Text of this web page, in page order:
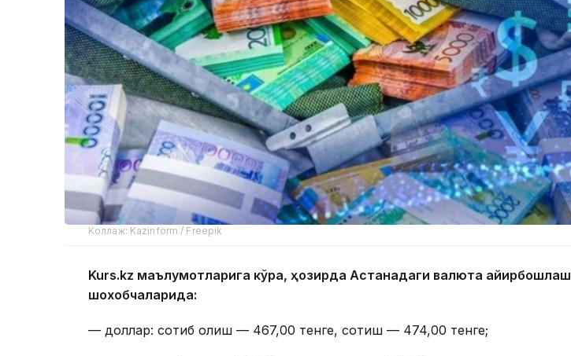
Коллаж: Kazinform / Freepik
Kurs.kz маълумотларига кўра, ҳозирда Астанадаги валюта айирбошлаш
шохобчаларида:
— доллар: сотиб олиш — 467,00 тенге, сотиш — 474,00 тенге;